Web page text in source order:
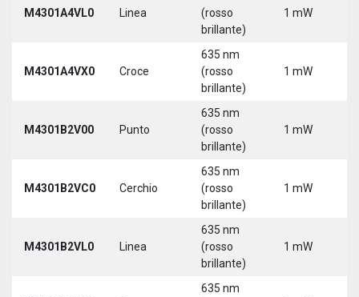
M4301A4VL0 Linea
(rosso
brillante)
1 mW
M4301A4VX0 Croce
635 nm
(rosso
brillante)
1 mW
M4301B2V00 Punto
635 nm
(rosso
brillante)
1 mW
M4301B2VC0 Cerchio
635 nm
(rosso
brillante)
1 mW
M4301B2VL0 Linea
635 nm
(rosso
brillante)
1 mW
635 nm